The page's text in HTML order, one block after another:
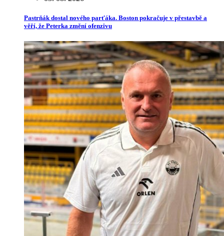
Pastrňák dostal nového parťáka. Boston pokračuje v přestavbě a
věří, že Peterka změní ofenzivu